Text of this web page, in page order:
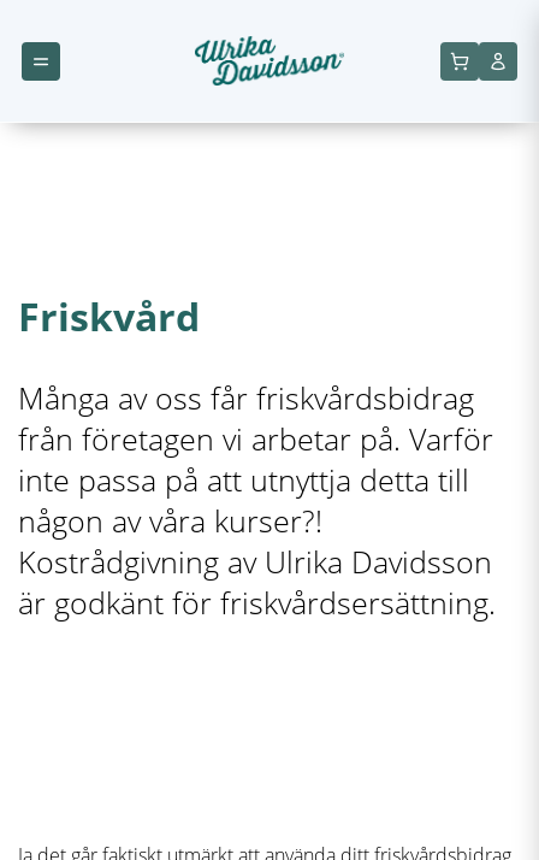
Friskvård
Många av oss får friskvårdsbidrag
från företagen vi arbetar på. Varför
inte passa på att utnyttja detta till
någon av våra kurser?!
Kostrådgivning av Ulrika Davidsson
är godkänt för friskvårdsersättning.